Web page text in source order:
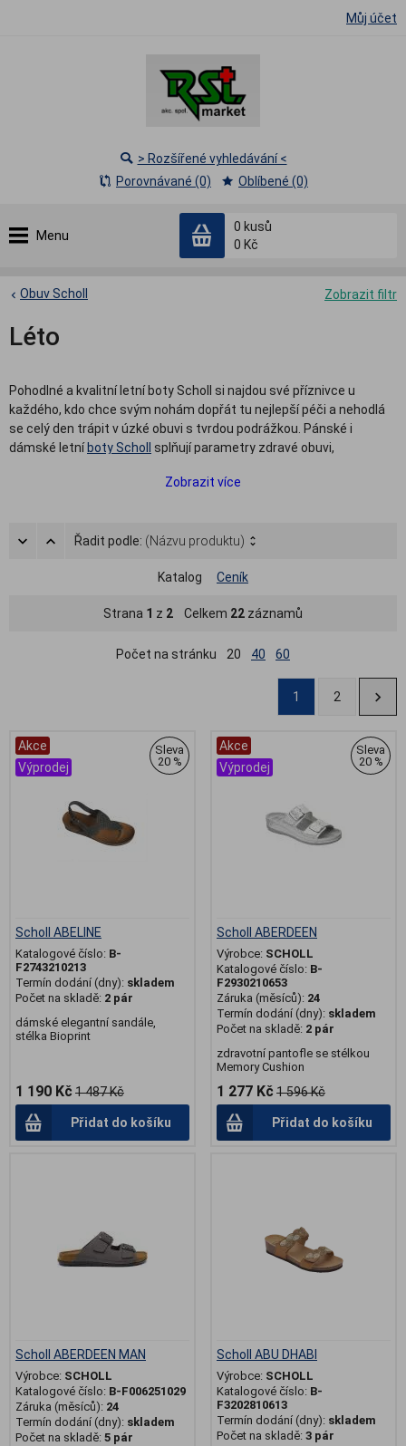
Můj účet
Menu
0 kusů
0 Kč
> Rozšířené vyhledávání <
Porovnávané (0)
Oblíbené (0)
Zobrazit filtr
Obuv Scholl
Léto
Pohodlné a kvalitní letní boty Scholl si najdou své příznivce u
každého, kdo chce svým nohám dopřát tu nejlepší péči a nehodlá
se celý den trápit v úzké obuvi s tvrdou podrážkou. Pánské i
dámské letní boty Scholl
splňují parametry zdravé obuvi,
která tlumí nárazy při došlapu a zároveň perfektně podpírá nožní
V naší nabídce letní pánské i dámské obuvi naleznete módní a
žabky Scholl s omyvatelnou stélkou. Všechny boty jsou vybaveny
Zobrazit více
Řadit podle: (Názvu produktu)
Katalog Ceník
Strana 1 z 2 Celkem 22 záznamů
Počet na stránku 20 40 60
1 2
Akce
Výprodej
Sleva
20 %
Scholl ABELINE
Katalogové číslo: B-
F2743210213
Termín dodání (dny): skladem
Počet na skladě: 2 pár
dámské elegantní sandále,
stélka Bioprint
1 190 Kč 1 487 Kč
Přidat do košíku
Akce
Výprodej
Sleva
20 %
Scholl ABERDEEN
Výrobce: SCHOLL
Katalogové číslo: B-
F2930210653
Záruka (měsíců): 24
Termín dodání (dny): skladem
Počet na skladě: 2 pár
zdravotní pantofle se stélkou
Memory Cushion
1 277 Kč 1 596 Kč
Přidat do košíku
Scholl ABERDEEN MAN
Výrobce: SCHOLL
Katalogové číslo: B-F006251029
Záruka (měsíců): 24
Termín dodání (dny): skladem
Počet na skladě: 5 pár
Scholl ABU DHABI
Výrobce: SCHOLL
Katalogové číslo: B-
F3202810613
Termín dodání (dny): skladem
Počet na skladě: 3 pár